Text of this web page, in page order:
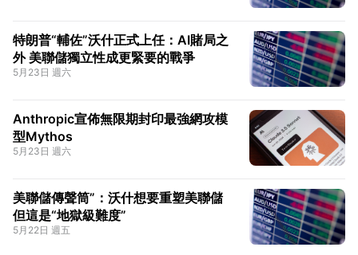
特朗普“輔佐”沃什正式上任：AI賭局之
外 美聯儲獨立性成更緊要的戰爭
5月23日 週六
Anthropic宣佈無限期封印最強網攻模
型Mythos
5月23日 週六
美聯儲傳聲筒”：沃什想要重塑美聯儲
但這是“地獄級難度”
5月22日 週五